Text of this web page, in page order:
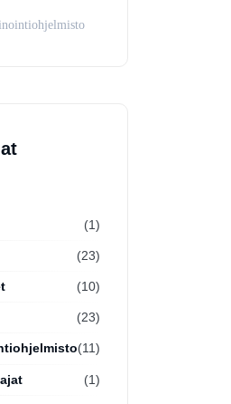
(1)
(23)
(10)
(23)
(11)
(1)